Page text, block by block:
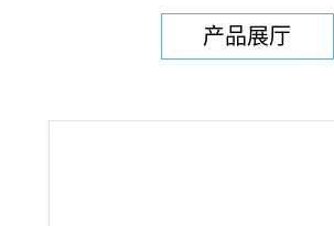
产品展厅